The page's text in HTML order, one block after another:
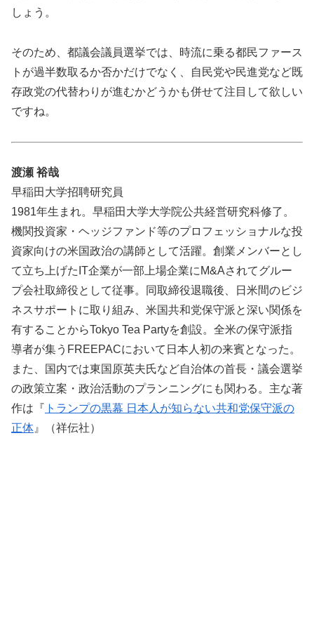
しょう。
そのため、都議会議員選挙では、時流に乗る都民ファース
トが過半数取るか否かだけでなく、自民党や民進党など既
存政党の代替わりが進むかどうかも併せて注目して欲しい
ですね。
渡瀬 裕哉
早稲田大学招聘研究員
1981年生まれ。早稲田大学大学院公共経営研究科修了。
機関投資家・ヘッジファンド等のプロフェッショナルな投
資家向けの米国政治の講師として活躍。創業メンバーとし
て立ち上げたIT企業が一部上場企業にM&Aされてグルー
プ会社取締役として従事。同取締役退職後、日米間のビジ
ネスサポートに取り組み、米国共和党保守派と深い関係を
有することからTokyo Tea Partyを創設。全米の保守派指
導者が集うFREEPACにおいて日本人初の来賓となった。
また、国内では東国原英夫氏など自治体の首長・議会選挙
の政策立案・政治活動のプランニングにも関わる。主な著
作は『
トランプの黒幕 日本人が知らない共和党保守派の
正体』（祥伝社）